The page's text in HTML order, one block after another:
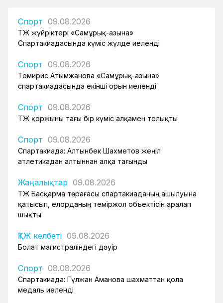
Спорт 09.08.2026
ҚТЖ жүйріктері «Самұрық-Қазына»
Спартакиадасында күміс жүлде иеленді
Спорт 09.08.2026
Томирис Атымжанова «Самұрық-Қазына»
спартакиадасында екінші орын иеленді
Спорт 09.08.2026
ҚТЖ қоржыны тағы бір күміс алқамен толықты
Спорт 09.08.2026
Спартакиада: Алтынбек Шахметов жеңіл
атлетикадан алтыннан алқа тағынды
Жаңалықтар 09.08.2026
ҚТЖ Басқарма төрағасы спартакиаданың ашылуына
қатысып, елорданың теміржол объектісін аралап
шықты
ҚТЖ келбеті 09.08.2026
Болат магистраліндегі дәуір
Спорт 08.08.2026
Спартакиада: Гүлжан Аманова шахматтан қола
медаль иеленді